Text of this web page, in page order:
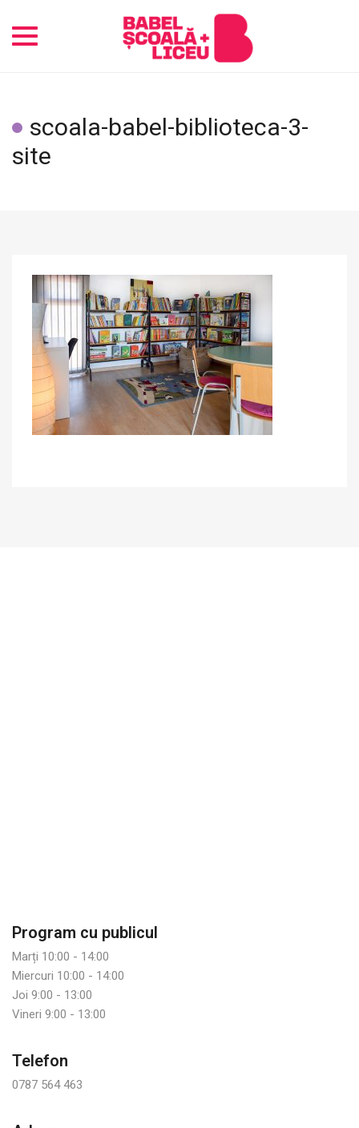
Toggle
scoala-babel-biblioteca-3-
site
Program cu publicul
Marți 10:00 - 14:00
Miercuri 10:00 - 14:00
Joi 9:00 - 13:00
Vineri 9:00 - 13:00
Telefon
0787 564 463